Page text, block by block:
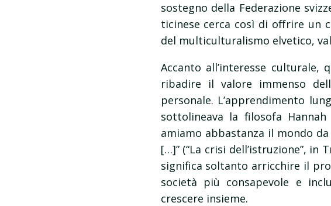
sostegno della Federazione
ticinese cerca così di offrire un
del multiculturalismo elvetico,
Accanto all’interesse culturale,
ribadire il valore immenso
personale. L’apprendimento
sottolineava la filosofa
amiamo abbastanza il mondo
[…]” (“La crisi dell’istruzione”,
significa soltanto arricchire il
società più consapevole e
crescere insieme.